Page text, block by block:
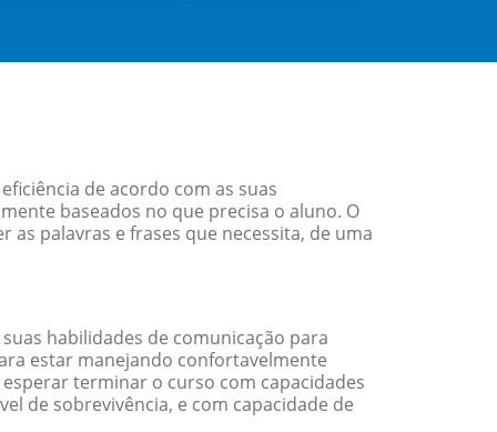
de acordo com as suas
baseados no que precisa o aluno. O
palavras e frases que necessita, de uma
habilidades de comunicação para
estar manejando confortavelmente
terminar o curso com capacidades
de sobrevivência, e com capacidade de